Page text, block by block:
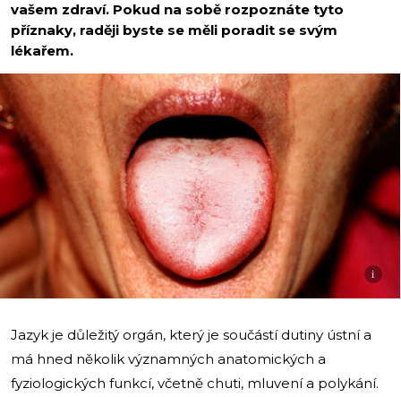
vašem zdraví. Pokud na sobě rozpoznáte tyto
příznaky, raději byste se měli poradit se svým
lékařem.
i
Jazyk je důležitý orgán, který je součástí dutiny ústní a
má hned několik významných anatomických a
fyziologických funkcí, včetně chuti, mluvení a polykání.